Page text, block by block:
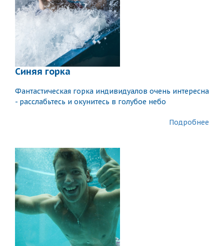
Синяя горка
Фантастическая горка индивидуалов очень интересна
- расслабьтесь и окунитесь в голубое небо
Подробнее